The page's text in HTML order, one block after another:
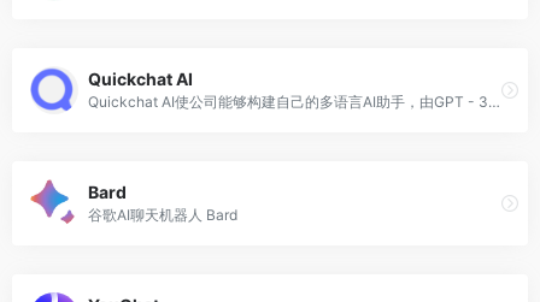
Quickchat AI
Quickchat AI使公司能够构建自己的多语言AI助手，由GPT - 3等生成式AI模型提供支持。
‎Bard
谷歌AI聊天机器人 Bard